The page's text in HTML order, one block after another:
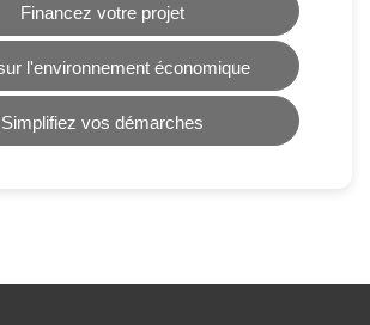
Financez votre projet
l'environnement économique
Simplifiez vos démarches